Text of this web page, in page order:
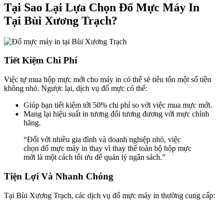
Tại Sao Lại Lựa Chọn Đổ Mực Máy In
Tại Bùi Xương Trạch?
Tiết Kiệm Chi Phí
Việc tự mua hộp mực mới cho máy in có thể sẽ tiêu tốn một số tiền
không nhỏ. Ngược lại, dịch vụ đổ mực có thể:
Giúp bạn tiết kiệm tới 50% chi phí so với việc mua mực mới.
Mang lại hiệu suất in tương đối tương đương với mực chính
hãng.
“Đối với nhiều gia đình và doanh nghiệp nhỏ, việc
chọn đổ mực máy in thay vì thay thế toàn bộ hộp mực
mới là một cách tối ưu để quản lý ngân sách.”
Tiện Lợi Và Nhanh Chóng
Tại Bùi Xương Trạch, các dịch vụ đổ mực máy in thường cung cấp: